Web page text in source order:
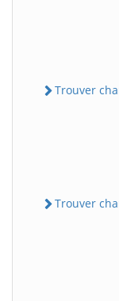
Trouver
Trouver